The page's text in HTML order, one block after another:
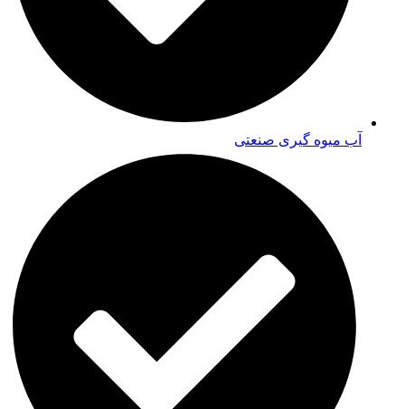
آب میوه گیری صنعتی